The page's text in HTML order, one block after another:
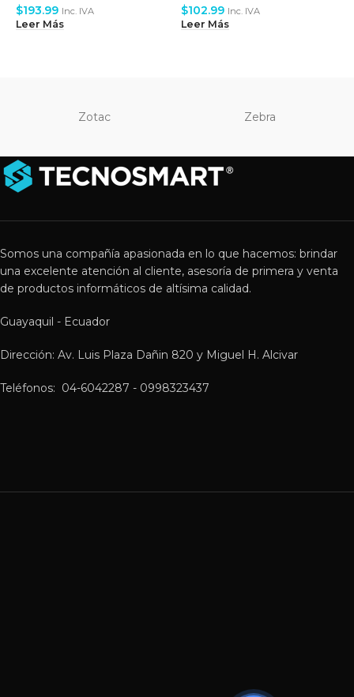
$193.99 Inc. IVA
Leer Más
$102.99 Inc. IVA
Leer Más
Zotac Zebra
Somos una compañía apasionada en lo que hacemos: brindar
una excelente atención al cliente, asesoría de primera y venta
de productos informáticos de altísima calidad.
Guayaquil - Ecuador
Dirección: Av. Luis Plaza Dañin 820 y Miguel H. Alcivar
Teléfonos: 04-6042287 - 0998323437